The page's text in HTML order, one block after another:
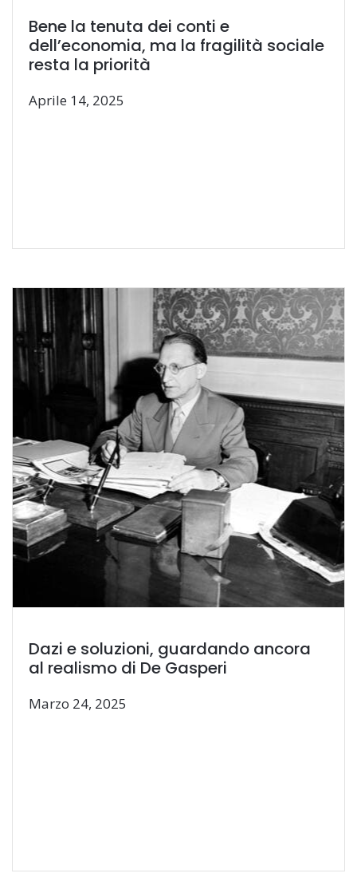
Bene la tenuta dei conti e
dell’economia, ma la fragilità sociale
resta la priorità
Aprile 14, 2025
Dazi e soluzioni, guardando ancora
al realismo di De Gasperi
Marzo 24, 2025